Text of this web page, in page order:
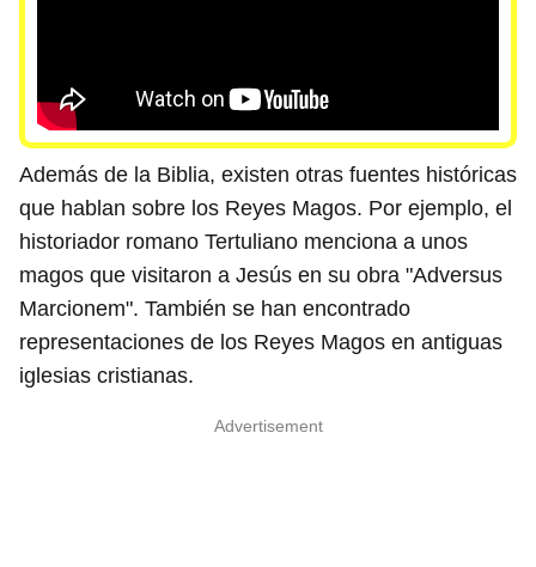
Además de la Biblia, existen otras fuentes históricas
que hablan sobre los Reyes Magos. Por ejemplo, el
historiador romano Tertuliano menciona a unos
magos que visitaron a Jesús en su obra "Adversus
Marcionem". También se han encontrado
representaciones de los Reyes Magos en antiguas
iglesias cristianas.
Advertisement